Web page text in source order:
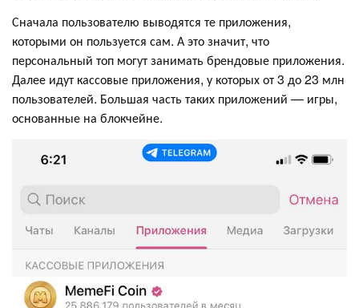
Сначала пользователю выводятся те приложения,
которыми он пользуется сам. А это значит, что
персональный топ могут занимать брендовые приложения.
Далее идут кассовые приложения, у которых от 3 до 23 млн
пользователей. Большая часть таких приложений — игры,
основанные на блокчейне.